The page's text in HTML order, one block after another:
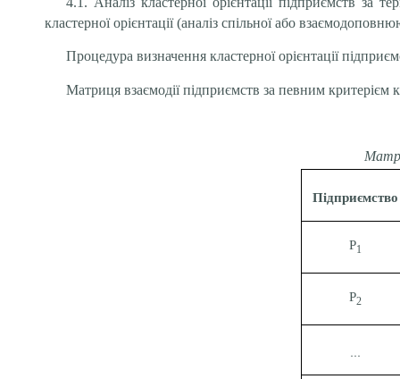
кластерної орієнтації (аналіз спільної або
Процедура визначення кластерної орієнтації
Матриця взаємодії підприємств за певним критерієм
Підприємство
Р1
Р2
…